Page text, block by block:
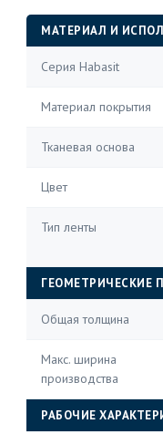
МАТЕРИАЛ И
Серия Habasit
Материал покрытия
Тканевая основа
Цвет
Тип ленты
ГЕОМЕТРИЧЕСКИЕ
Общая толщина
Макс. ширина
производства
РАБОЧИЕ